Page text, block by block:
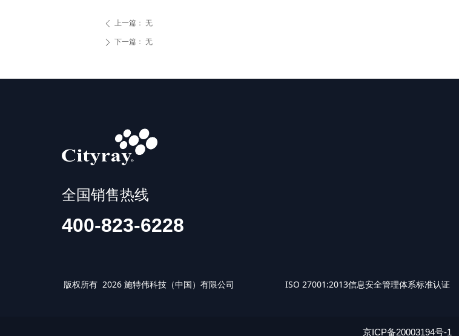
ꄴ 上一篇： 无
ꄲ 下一篇： 无
全国销售热线
版权所有 2026 施特伟科技（中国）有限公司 ISO 27001:2013信息安全管理体系标准
400-823-6228
京ICP备20003194号-1